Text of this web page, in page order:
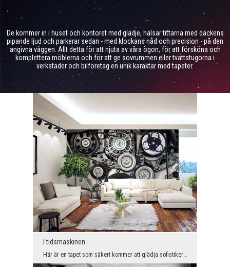
De kommer in i huset och kontoret med glädje, hälsar tittarna med däckens
pipande ljud och parkerar sedan - med klockans nåd och precision - på den
angivna väggen. Allt detta för att njuta av våra ögon, för att försköna och
komplettera möblerna och för att ge sovrummen eller tvättstugorna i
verkstäder och bilföretag en unik karaktär med tapeter.
I tidsmaskinen
Här är en tapet som säkert kommer att glädja sofistikerade skönhetskännare. Dess elegans, stil oc...